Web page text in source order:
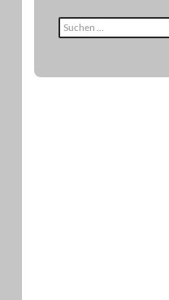
Suche
nach: